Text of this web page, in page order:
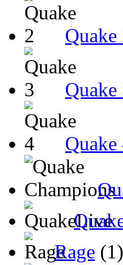
Quake
Quake
Quake
Rage (1)